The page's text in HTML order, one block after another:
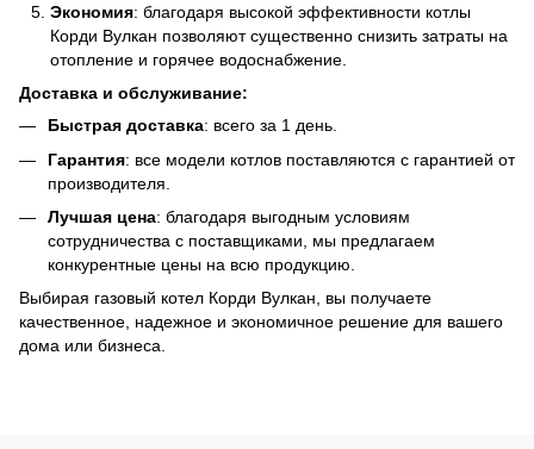
Экономия: благодаря высокой эффективности котлы
Корди Вулкан позволяют существенно снизить затраты на
отопление и горячее водоснабжение.
Доставка и обслуживание:
Быстрая доставка: всего за 1 день.
Гарантия: все модели котлов поставляются с гарантией от
производителя.
Лучшая цена: благодаря выгодным условиям
сотрудничества с поставщиками, мы предлагаем
конкурентные цены на всю продукцию.
Выбирая газовый котел Корди Вулкан, вы получаете
качественное, надежное и экономичное решение для вашего
дома или бизнеса.